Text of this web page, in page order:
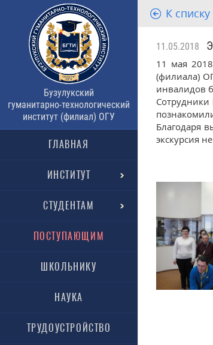
Бузулукский
гуманитарно-технологический
институт (филиал) ОГУ
ГЛАВНАЯ
ИНСТИТУТ
СТУДЕНТАМ
ПОСТУПАЮЩИМ
ШКОЛЬНИКУ
НАУКА
ТРУДОУСТРОЙСТВО
К
11.05.2018
11 мая 2018
(филиала)
инвалидов
Благодаря
экскурсия